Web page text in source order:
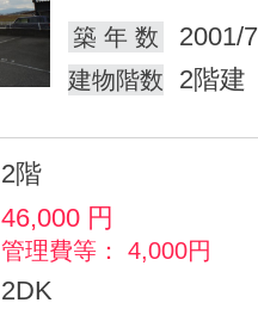
築 年 数
2001/
建物階数 2階建
2階
46,000 円
管理費等： 4,000円
2DK